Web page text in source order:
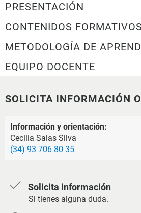
PRESENTACIÓN
CONTENIDOS FORMATIVOS
METODOLOGÍA DE
EQUIPO DOCENTE
SOLICITA INFORMACIÓN
Información y orientación:
Cecilia Salas Silva
(34) 93 706 80 35
Solicita información
Si tienes alguna duda.